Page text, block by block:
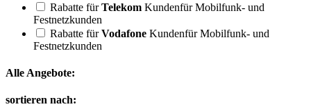
Rabatte fürTelekom Kundenfür Mobilfunk- und
Festnetzkunden
Rabatte fürVodafone Kundenfür Mobilfunk- und
Festnetzkunden
Alle Angebote:
sortieren nach: